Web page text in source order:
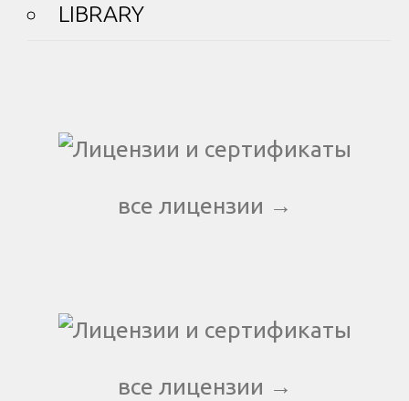
LIBRARY
все лицензии →
все лицензии →